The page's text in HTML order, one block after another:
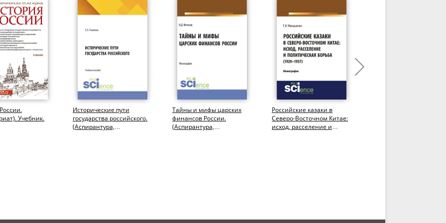
Учебник.
Исторические пути
государства российского.
(Аспирантура,
Тайны и мифы царских
финансов России.
(Аспирантура,
Российские казаки в
Северо-Восточном Китае:
исход, расселение и